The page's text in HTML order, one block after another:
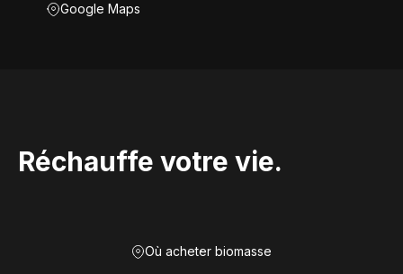
Google Maps
Réchauffe votre vie.
Où acheter biomasse